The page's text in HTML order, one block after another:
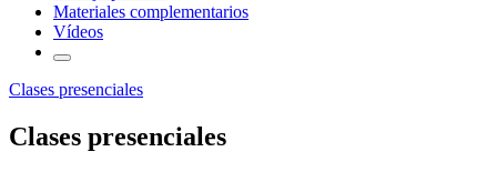
Materiales complementarios
Vídeos
Clases presenciales
Clases presenciales